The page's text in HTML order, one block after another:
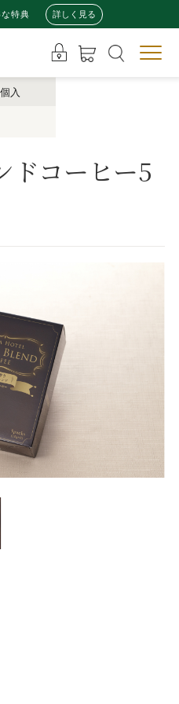
特典 詳しく見る
入
ドコーヒー5